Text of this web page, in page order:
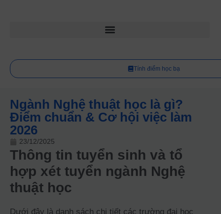
Tính điểm học bạ
Ngành Nghệ thuật học là gì?
Điểm chuẩn & Cơ hội việc làm
2026
23/12/2025
Thông tin tuyển sinh và tổ
hợp xét tuyển ngành Nghệ
thuật học
Dưới đây là danh sách chi tiết các trường đại học